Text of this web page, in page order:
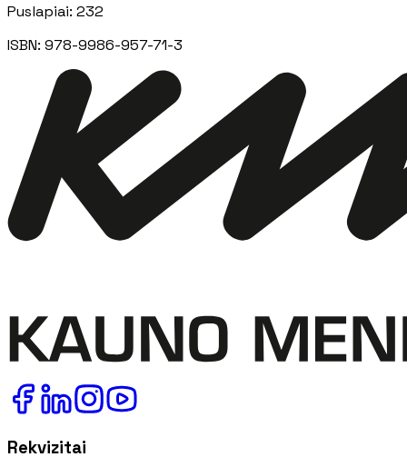
Puslapiai: 232
ISBN: 978-9986-957-71-3
Rekvizitai